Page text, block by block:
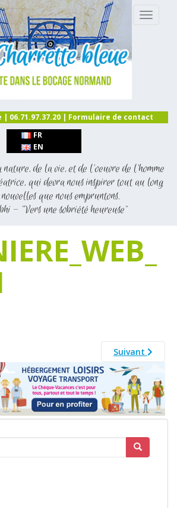
MENU
| 06.71.97.37.20 | Formulaire de contact
FR
EN
de la vie, et de l’oeuvre de l’homme
qui devra nous inspirer tout au long
nouvelles que nous empruntons.
- "Vers une sobriété heureuse"
Suivant